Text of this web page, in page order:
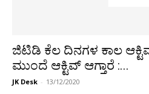
ಜಿಟಿಡಿ ಕೆಲ ದಿನಗಳ ಕಾಲ
ಮುಂದೆ ಆಕ್ಟಿವ್ ಆಗ್ತಾರೆ :...
JK Desk - 13/12/2020